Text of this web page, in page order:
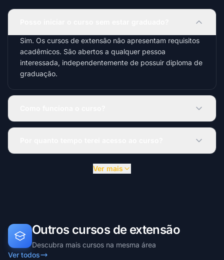
Sim. Os cursos de extensão não apresentam requisitos
acadêmicos. São abertos a qualquer pessoa
interessada, independentemente de possuir diploma de
graduação.
Ver mais
Outros cursos de extensão
Descubra mais cursos na mesma área
Ver todos